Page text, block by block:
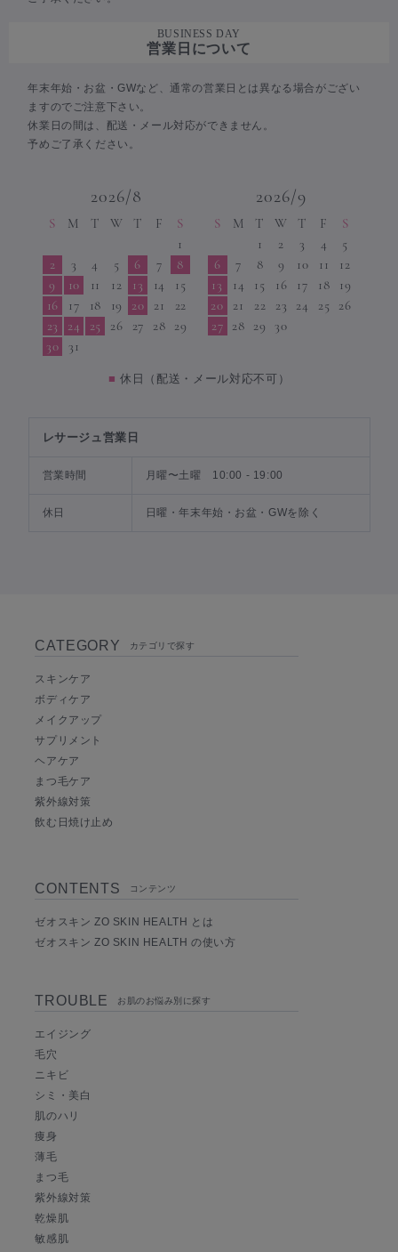
BUSINESS DAY
営業日について
年末年始・お盆・GWなど、通常の営業日とは異なる場合がござい
ますのでご注意下さい。
休業日の間は、配送・メール対応ができません。
予めご了承ください。
2026/8
S M T W T F
S
1
2
3 4 5 6 7
8
9
10 11 12 13 14
15
16
17 18 19 20 21
22
23
24 25 26 27 28
29
30
31
2026/9
S M T W T F
S
1
2 3 4
5
6
7 8 9 10 11
12
13
14 15 16 17 18
19
20
21 22 23 24 25
26
27
28 29 30
■ 休日（配送・メール対応不可）
レサージュ営業日
営業時間 月曜〜土曜 10:00 - 19:00
休日 日曜・年末年始・お盆・GWを除く
CATEGORY カテゴリで探す
スキンケア
ボディケア
メイクアップ
サプリメント
ヘアケア
まつ毛ケア
紫外線対策
飲む日焼け止め
CONTENTS コンテンツ
ゼオスキン ZO SKIN HEALTH とは
ゼオスキン ZO SKIN HEALTH の使い方
TROUBLE お肌のお悩み別に探す
エイジング
毛穴
ニキビ
シミ・美白
肌のハリ
痩身
薄毛
まつ毛
紫外線対策
乾燥肌
敏感肌